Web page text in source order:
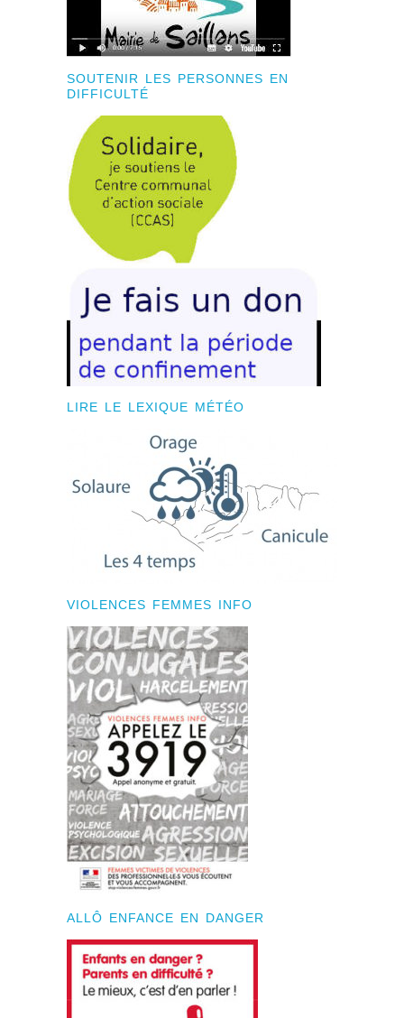
SOUTENIR LES PERSONNES EN
DIFFICULTÉ
LIRE LE LEXIQUE MÉTÉO
VIOLENCES FEMMES INFO
ALLÔ ENFANCE EN DANGER